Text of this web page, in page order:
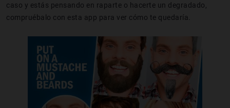
caso y estás pensando en raparte o hacerte un degradado,
compruébalo con esta app para ver cómo te quedaría.